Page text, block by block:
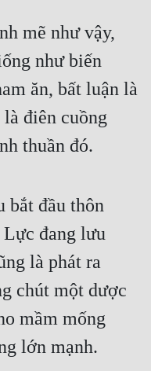
mẽ như vậy,
như biến
ăn, bất luận là
điên cuồng
thuần đó.
bắt đầu thôn
Lực đang lưu
là phát ra
chút một dược
mầm mống
lớn mạnh.